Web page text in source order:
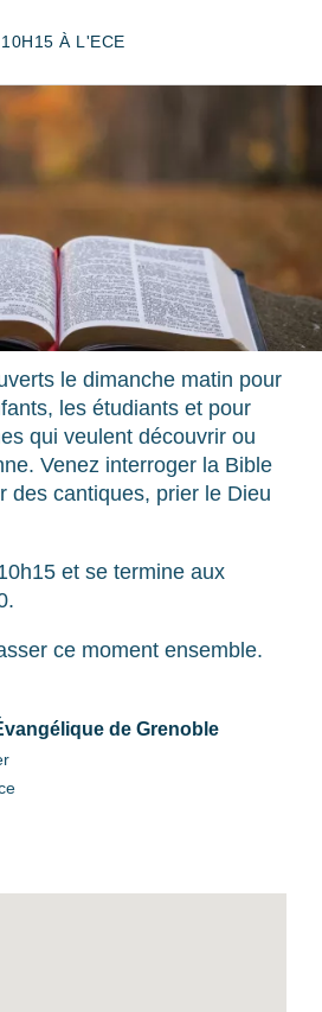
À L'ECE
le dimanche matin pour
les étudiants et pour
qui veulent découvrir ou
Venez interroger la Bible
des cantiques, prier le Dieu
et se termine aux
ce moment ensemble.
de Grenoble